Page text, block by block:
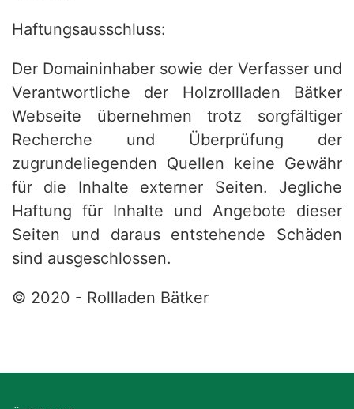
Haftungsausschluss:
Der Domaininhaber sowie der Verfasser und
Verantwortliche der Holzrollladen Bätker
Webseite übernehmen trotz sorgfältiger
Recherche und Überprüfung der
zugrundeliegenden Quellen keine Gewähr
für die Inhalte externer Seiten. Jegliche
Haftung für Inhalte und Angebote dieser
Seiten und daraus entstehende Schäden
sind ausgeschlossen.
© 2020 - Rollladen Bätker